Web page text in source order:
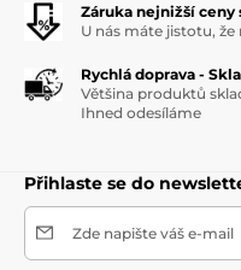
Záruka nejnižší ceny
U nás máte jistotu,
Rychlá doprava -
Většina produktů
Ihned odesíláme
Přihlaste se do
Zde napište váš e-mail